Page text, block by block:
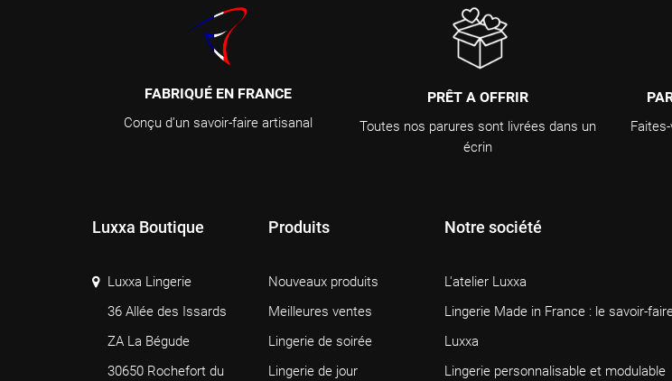
FABRIQUÉ EN FRANCE
Conçu d’un savoir-faire artisanal
PRÊT A OFFRIR
Toutes nos parures sont livrées dans un
écrin
Luxxa Boutique
Luxxa Lingerie
36 Allée des Issards
ZA La Bégude
30650 Rochefort du
Produits
Nouveaux produits
Meilleures ventes
Lingerie de soirée
Lingerie de jour
Notre société
L'atelier Luxxa
Lingerie Made in France : le savoir-
Luxxa
Lingerie personnalisable et modulable